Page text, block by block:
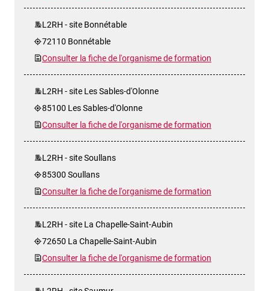
L2RH - site Bonnétable
72110 Bonnétable
Consulter la fiche de l'organisme de formation
L2RH - site Les Sables-d'Olonne
85100 Les Sables-d'Olonne
Consulter la fiche de l'organisme de formation
L2RH - site Soullans
85300 Soullans
Consulter la fiche de l'organisme de formation
L2RH - site La Chapelle-Saint-Aubin
72650 La Chapelle-Saint-Aubin
Consulter la fiche de l'organisme de formation